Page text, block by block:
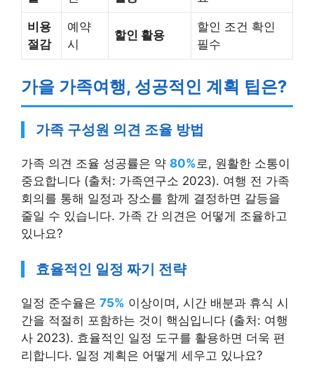
물 전 활용 요
비용
절감
예약
시
할인 활용
할인 조건 확인
필수
가을 가족여행, 성공적인 계획 팁은?
가족 구성원 의견 조율 방법
가족 의견 조율 성공률은 약 80% 로, 원활한 소통이
중요합니다 (출처: 가족연구소 2023). 여행 전 가족
회의를 통해 일정과 장소를 함께 결정하면 갈등을
줄일 수 있습니다. 가족 간 의견은 어떻게 조율하고
있나요?
효율적인 일정 짜기 전략
일정 준수율은 75% 이상이며, 시간 배분과 휴식 시
간을 적절히 포함하는 것이 핵심입니다 (출처: 여행
사 2023). 효율적인 일정 도구를 활용하면 더욱 편
리합니다. 일정 계획은 어떻게 세우고 있나요?